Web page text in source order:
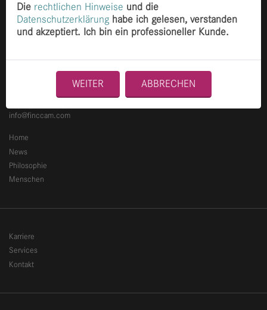
Die rechtlichen Hinweise und die
Datenschutzerklärung habe ich gelesen, verstanden
und akzeptiert. Ich bin ein professioneller Kunde.
WEITER ABBRECHEN
info@finccam.com
Home
News
Philosophie
Menschen
Karriere
Services
Kontakt